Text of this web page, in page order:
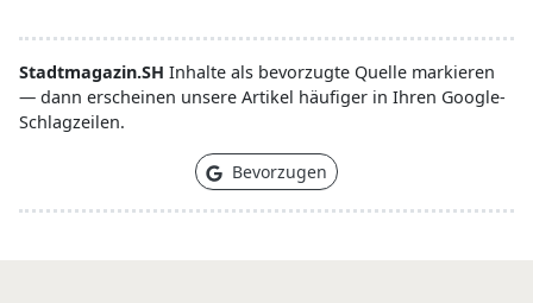
Stadtmagazin.SH Inhalte als bevorzugte Quelle markieren
— dann erscheinen unsere Artikel häufiger in Ihren Google-
Schlagzeilen.
Bevorzugen